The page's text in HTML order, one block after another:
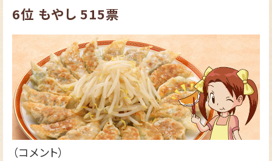
6位 もやし 515票
（コメント）